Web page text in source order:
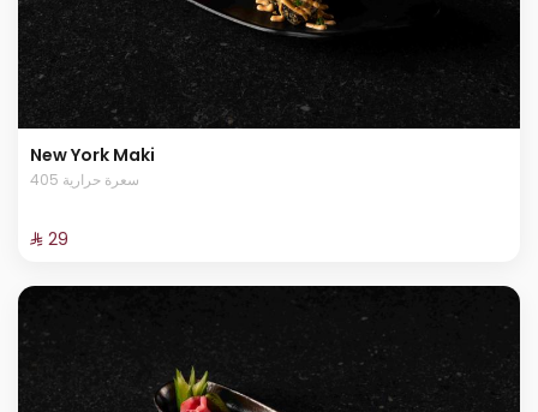
New York Maki
405 سعرة حرارية
⁨⁦‪‬ 29⁩